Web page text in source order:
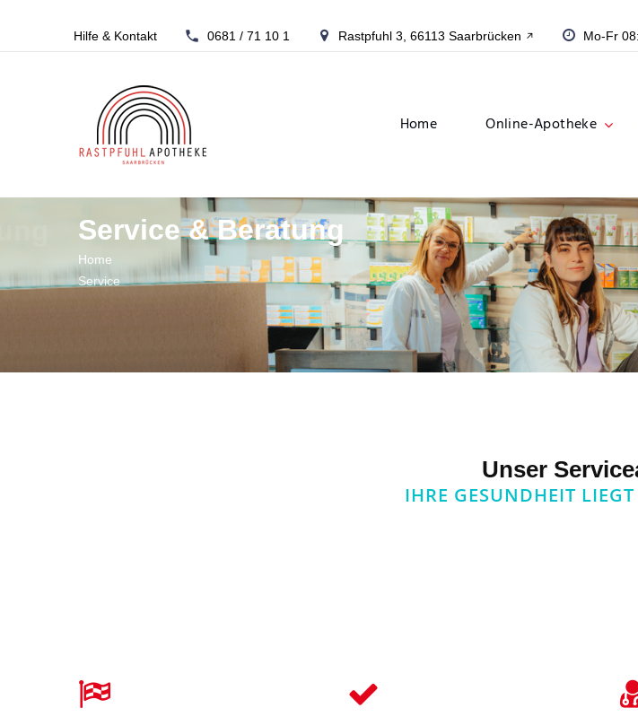
Rastpfuhl Apotheke Saarbrücken
Hilfe & Kontakt 0681 / 71 10 1 Rastpfuhl 3, 66113 Saarbrücken Mo-Fr
Home Online-Apotheke
Service & Beratung Service &
Home
Service
Unser
IHRE GESUNDHEIT